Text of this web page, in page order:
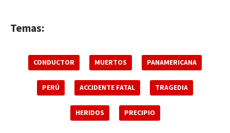
Temas:
CONDUCTOR MUERTOS PANAMERICANA
PERÚ ACCIDENTE FATAL TRAGEDIA
HERIDOS PRECIPIO